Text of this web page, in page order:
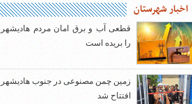
اخبار شهرستان
قطعی آب و برق امان مردم هادیشهر
را بریده است
زمین چمن مصنوعی در جنوب هادیشهر
افتتاح شد